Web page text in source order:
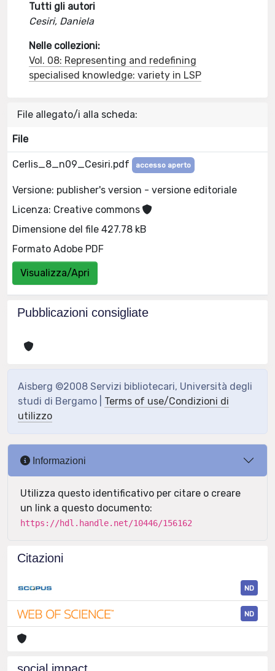
Tutti gli autori
Cesiri, Daniela
Nelle collezioni:
Vol. 08: Representing and redefining
specialised knowledge: variety in LSP
File allegato/i alla scheda:
File
Cerlis_8_n09_Cesiri.pdf accesso aperto
Versione: publisher's version - versione editoriale
Licenza: Creative commons
Dimensione del file 427.78 kB
Formato Adobe PDF
Visualizza/Apri
Pubblicazioni consigliate
Aisberg ©2008 Servizi bibliotecari, Università degli
studi di Bergamo | Terms of use/Condizioni di
utilizzo
Informazioni
Utilizza questo identificativo per citare o creare
un link a questo documento:
https://hdl.handle.net/10446/156162
Citazioni
ND
ND